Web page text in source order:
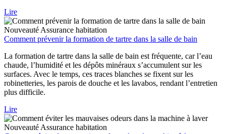
Lire
Nouveauté Assurance habitation
Comment prévenir la formation de tartre dans la salle de bain
La formation de tartre dans la salle de bain est fréquente, car l’eau
chaude, l’humidité et les dépôts minéraux s’accumulent sur les
surfaces. Avec le temps, ces traces blanches se fixent sur les
robinetteries, les parois de douche et les lavabos, rendant l’entretien
plus difficile.
Lire
Nouveauté Assurance habitation